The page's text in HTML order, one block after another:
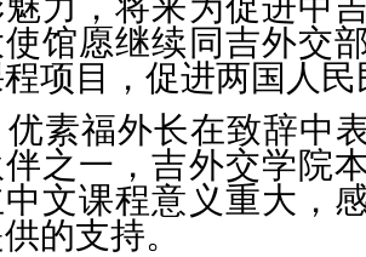
力，将来为促进中
使馆愿继续同吉外交
项目，促进两国人
优素福外长在致辞中
之一，吉外交学院
文课程意义重大，
的支持。